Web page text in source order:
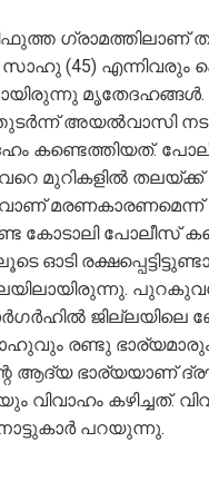
ഗ്രാമത്തിലാണ്
(45) എന്നിവരും
മൃതേദഹങ്ങള്‍.
അയല്‍വാസി
കണ്ടെത്തിയത്.
മുറികളില്‍ തലയ്ക്ക്
മരണകാരണമെന്ന്
കോടാലി പോലീസ്
ഓടി
രണ്ടു
ആദ്യ ഭാര്യയാണ്
വിവാഹം
നാട്ടുകാര്‍ പറയുന്നു.